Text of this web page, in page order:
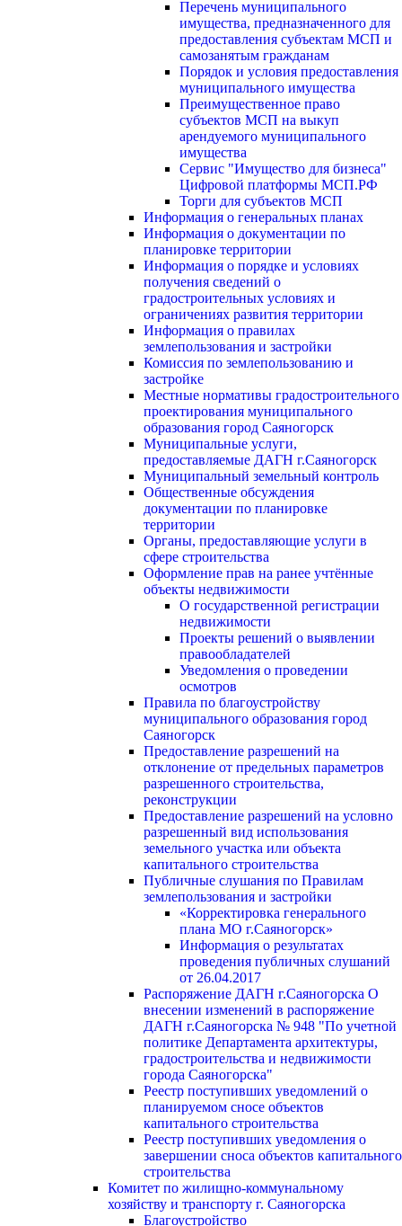
Перечень муниципального
имущества, предназначенного для
предоставления субъектам МСП и
самозанятым гражданам
Порядок и условия предоставления
муниципального имущества
Преимущественное право
субъектов МСП на выкуп
арендуемого муниципального
имущества
Сервис "Имущество для бизнеса"
Цифровой платформы МСП.РФ
Торги для субъектов МСП
Информация о генеральных планах
Информация о документации по
планировке территории
Информация о порядке и условиях
получения сведений о
градостроительных условиях и
ограничениях развития территории
Информация о правилах
землепользования и застройки
Комиссия по землепользованию и
застройке
Местные нормативы градостроительного
проектирования муниципального
образования город Саяногорск
Муниципальные услуги,
предоставляемые ДАГН г.Саяногорск
Муниципальный земельный контроль
Общественные обсуждения
документации по планировке
территории
Органы, предоставляющие услуги в
сфере строительства
Оформление прав на ранее учтённые
объекты недвижимости
О государственной регистрации
недвижимости
Проекты решений о выявлении
правообладателей
Уведомления о проведении
осмотров
Правила по благоустройству
муниципального образования город
Саяногорск
Предоставление разрешений на
отклонение от предельных параметров
разрешенного строительства,
реконструкции
Предоставление разрешений на условно
разрешенный вид использования
земельного участка или объекта
капитального строительства
Публичные слушания по Правилам
землепользования и застройки
«Корректировка генерального
плана МО г.Саяногорск»
Информация о результатах
проведения публичных слушаний
от 26.04.2017
Распоряжение ДАГН г.Саяногорска О
внесении изменений в распоряжение
ДАГН г.Саяногорска № 948 "По учетной
политике Департамента архитектуры,
градостроительства и недвижимости
города Саяногорска"
Реестр поступивших уведомлений о
планируемом сносе объектов
капитального строительства
Реестр поступивших уведомления о
завершении сноса объектов капитального
строительства
Комитет по жилищно-коммунальному
хозяйству и транспорту г. Саяногорска
Благоустройство